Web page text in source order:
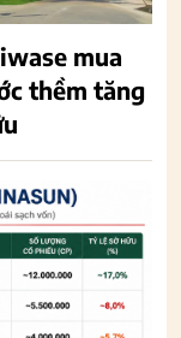
mua
thềm tăng